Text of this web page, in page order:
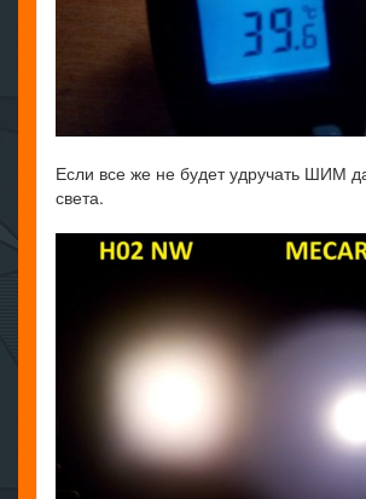
Если все же не будет удручать ШИМ
света.